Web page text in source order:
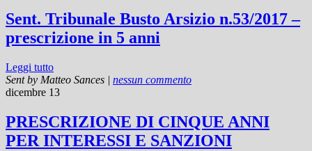
Sent. Tribunale Busto Arsizio n.53/2017 –
prescrizione in 5 anni
Leggi tutto
Sent by Matteo Sances | nessun commento
dicembre 13
PRESCRIZIONE DI CINQUE ANNI
PER INTERESSI E SANZIONI